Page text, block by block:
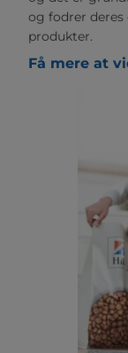
og fodrer
produkter.
Få mere at